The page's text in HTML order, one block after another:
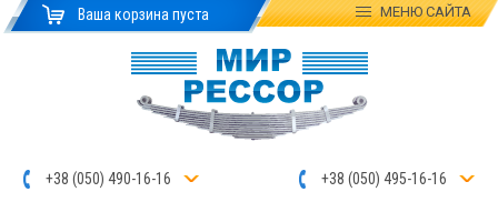
Ваша корзина пуста МЕНЮСАЙТА
+38 (050) 490-16-16 +38 (050) 495-16-16